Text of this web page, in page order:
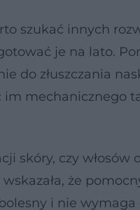
szukać innych
je na lato.
do złuszczania
im mechanicznego
skóry, czy włosów
że
i nie